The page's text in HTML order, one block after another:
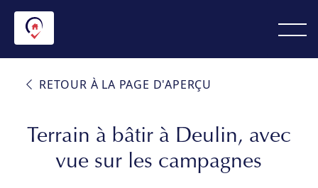
RETOUR À LA PAGE D'APERÇU
Terrain à bâtir à Deulin, avec
vue sur les campagnes